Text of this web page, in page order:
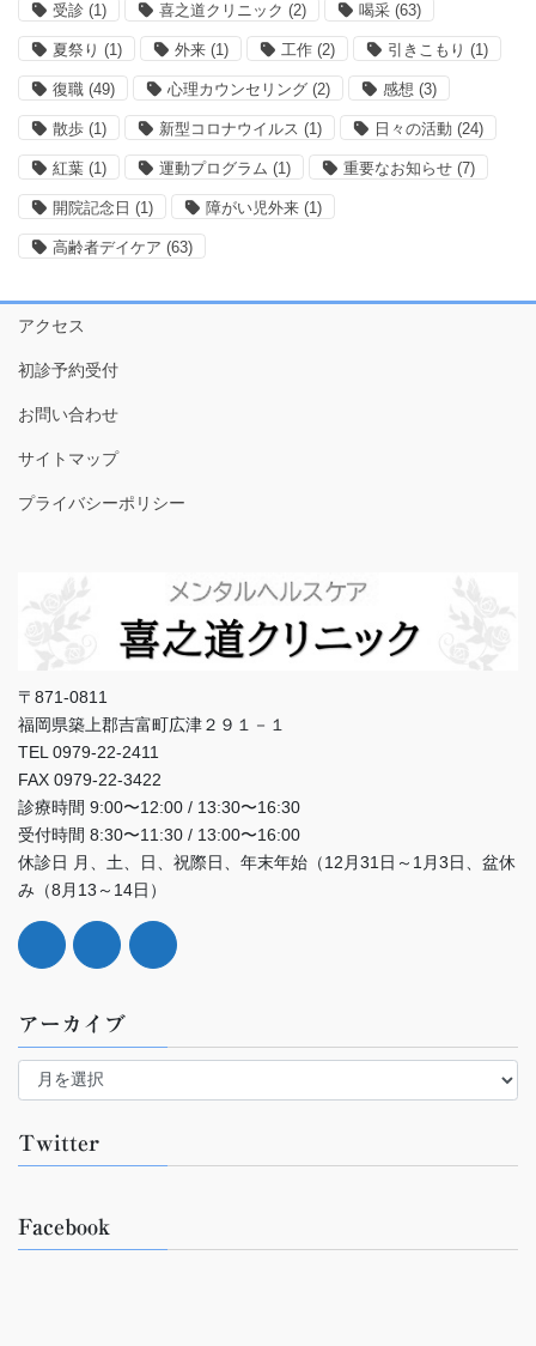
受診 (1) 喜之道クリニック (2) 喝采 (63)
夏祭り (1) 外来 (1) 工作 (2) 引きこもり (1)
復職 (49) 心理カウンセリング (2) 感想 (3)
散歩 (1) 新型コロナウイルス (1) 日々の活動 (24)
紅葉 (1) 運動プログラム (1) 重要なお知らせ (7)
開院記念日 (1) 障がい児外来 (1)
高齢者デイケア (63)
アクセス
初診予約受付
お問い合わせ
サイトマップ
プライバシーポリシー
〒871-0811
福岡県築上郡吉富町広津２９１－１
TEL 0979-22-2411
FAX 0979-22-3422
診療時間 9:00〜12:00 / 13:30〜16:30
受付時間 8:30〜11:30 / 13:00〜16:00
休診日 月、土、日、祝際日、年末年始（12月31日～1月3日、盆休
み（8月13～14日）
アーカイブ
ア
イ
Twitter
Facebook